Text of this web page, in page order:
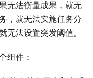
无法衡量成果，就无
，就无法实施任务分
无法设置突发阈值。
组件：